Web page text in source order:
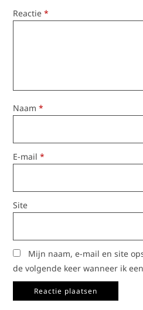
Reactie*
Naam*
E-mail*
Site
Mijn naam, e-mail en site
de volgende keer wanneer ik